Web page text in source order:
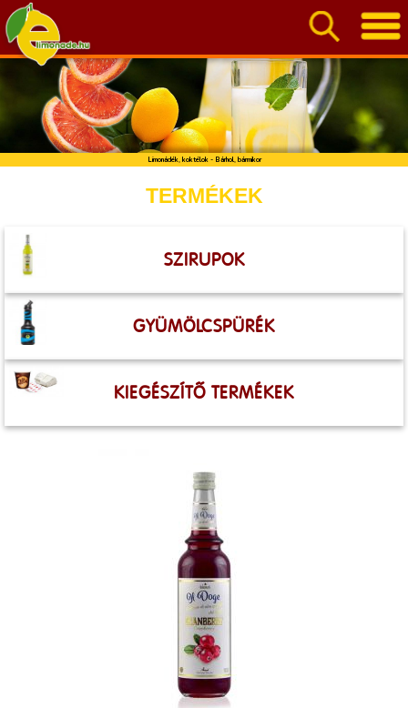
Limonádék, koktélok - Bárhol, bármikor
TERMÉKEK
SZIRUPOK
GYÜMÖLCSPÜRÉK
KIEGÉSZÍTŐ TERMÉKEK